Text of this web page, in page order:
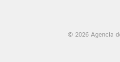
© 2026 Agencia